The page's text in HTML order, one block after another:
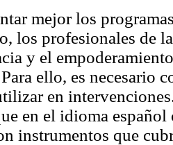
mejor los
los profesionales de
y el
ello, es necesario
en
en el idioma
instrumentos que